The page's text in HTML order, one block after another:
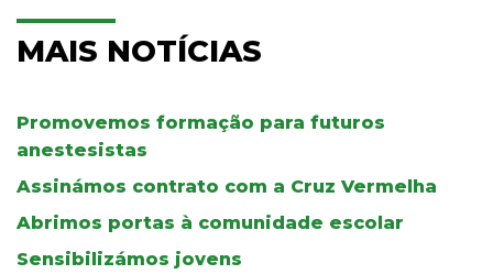
MAIS NOTÍCIAS
Promovemos formação para futuros
anestesistas
Assinámos contrato com a Cruz Vermelha
Abrimos portas à comunidade escolar
Sensibilizámos jovens